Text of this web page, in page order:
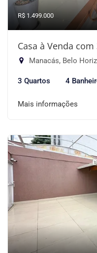
R$ 1.499.000
Casa à Venda
Manacás, Belo
3 Quartos 4
Mais informações